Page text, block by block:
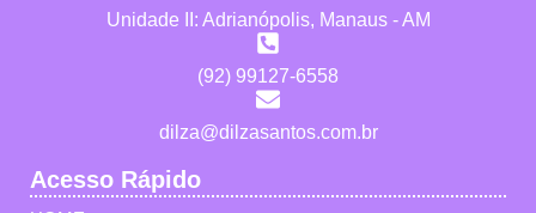
Unidade II: Adrianópolis, Manaus - AM
(92) 99127-6558
dilza@dilzasantos.com.br
Acesso Rápido